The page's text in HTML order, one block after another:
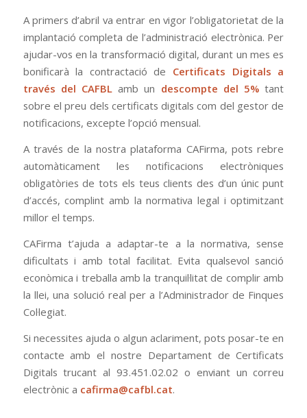
A primers d’abril va entrar en vigor l’obligatorietat de la
implantació completa de l’administració electrònica. Per
ajudar-vos en la transformació digital, durant un mes es
bonificarà la contractació de Certificats Digitals a
través del CAFBL amb un descompte del 5% tant
sobre el preu dels certificats digitals com del gestor de
notificacions, excepte l’opció mensual.
A través de la nostra plataforma CAFirma, pots rebre
automàticament les notificacions electròniques
obligatòries de tots els teus clients des d’un únic punt
d’accés, complint amb la normativa legal i optimitzant
millor el temps.
CAFirma t’ajuda a adaptar-te a la normativa, sense
dificultats i amb total facilitat. Evita qualsevol sanció
econòmica i treballa amb la tranquil·litat de complir amb
la llei, una solució real per a l’Administrador de Finques
Col·legiat.
Si necessites ajuda o algun aclariment, pots posar-te en
contacte amb el nostre Departament de Certificats
Digitals trucant al 93.451.02.02 o enviant un correu
electrònic a cafirma@cafbl.cat.